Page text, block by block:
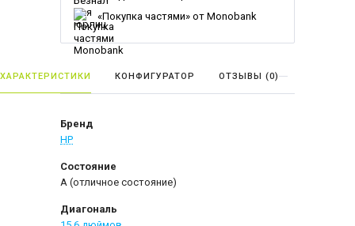
«Покупка частями» от Monobank
ХАРАКТЕРИСТИКИ КОНФИГУРАТОР ОТЗЫВЫ (0)
Бренд
HP
Состояние
A (отличное состояние)
Диагональ